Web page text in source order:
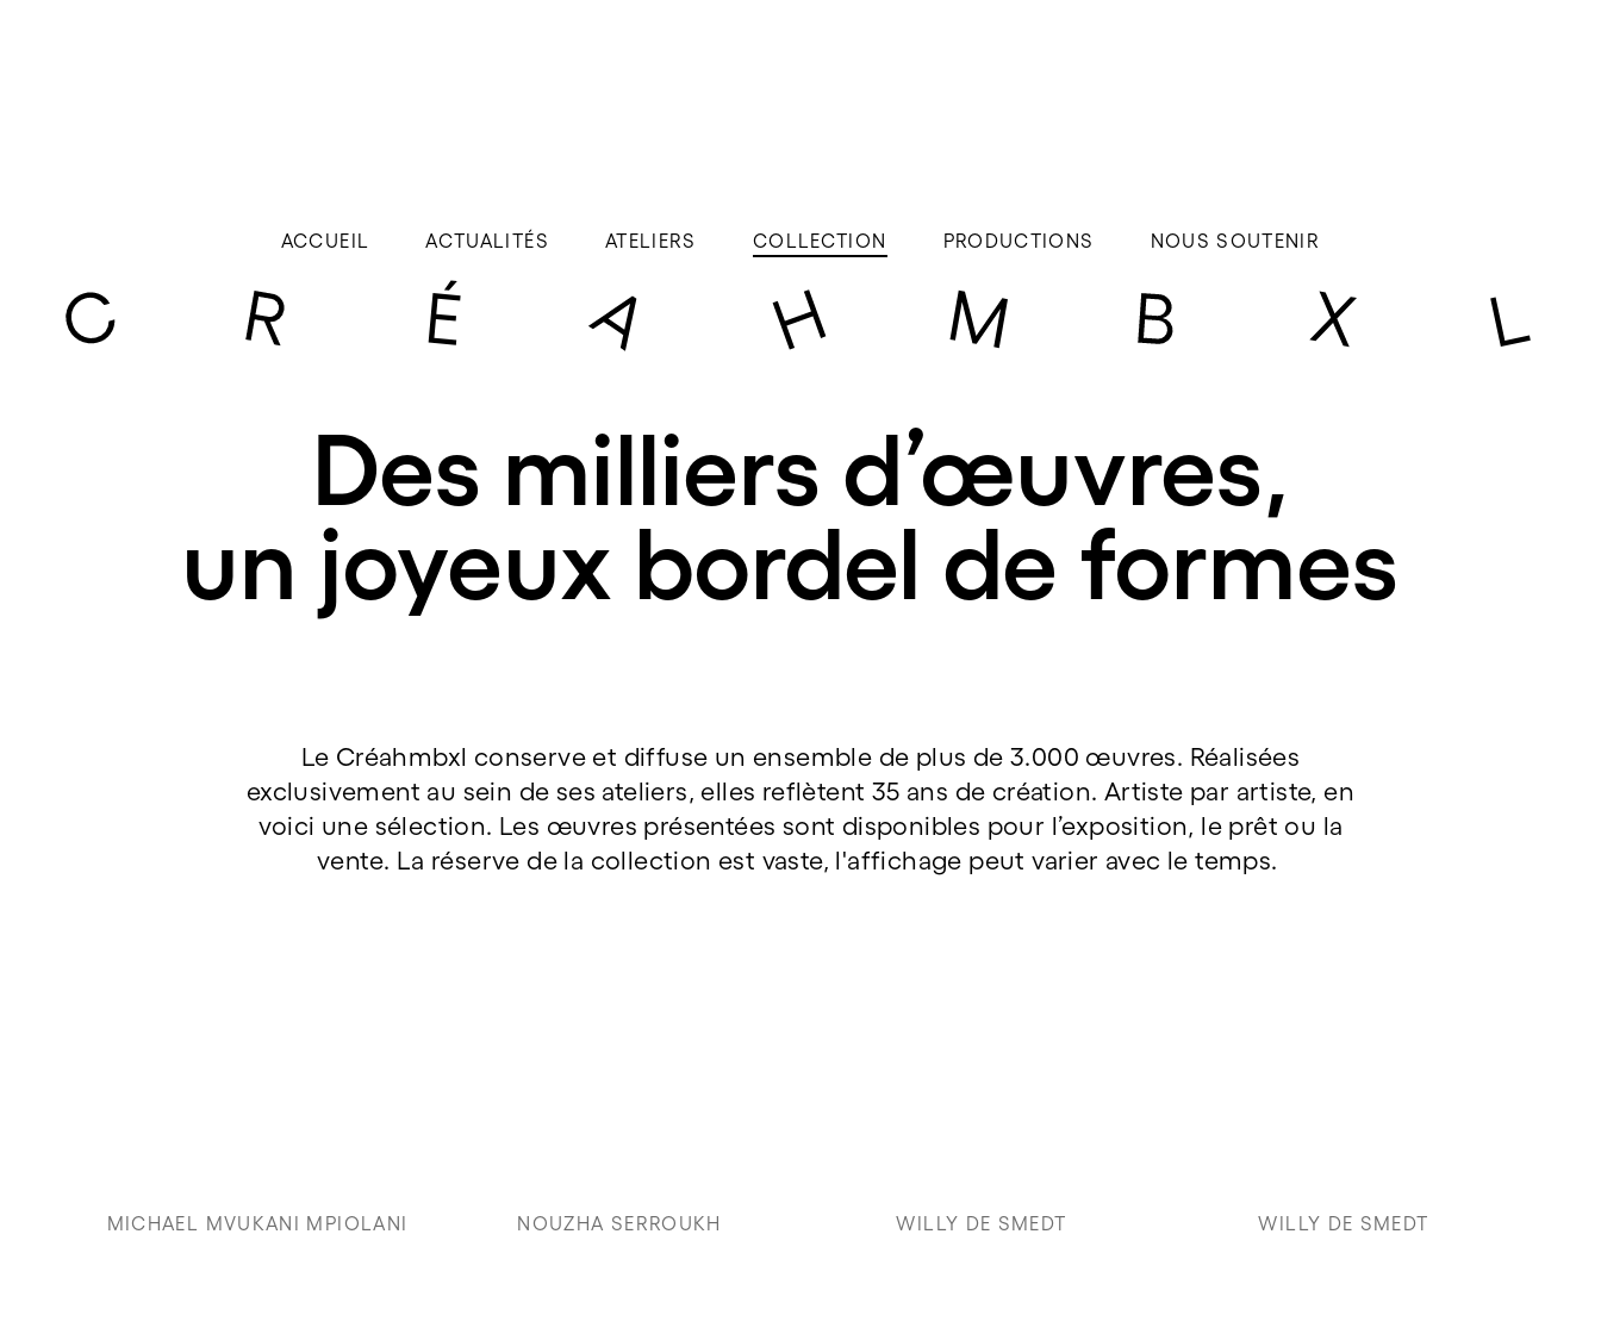
ACCUEIL ACTUALITÉS ATELIERS COLLECTION PRODUCTIONS NOUS SOUTENIR
Des milliers d’œuvres,
un joyeux bordel de formes
Le Créahmbxl conserve et diffuse un ensemble de plus de 3.000 œuvres. Réalisées
exclusivement au sein de ses ateliers, elles reflètent 35 ans de création. Artiste par artiste, en
voici une sélection. Les œuvres présentées sont disponibles pour l’exposition, le prêt ou la
vente. La réserve de la collection est vaste, l'affichage peut varier avec le temps.
MICHAEL MVUKANI MPIOLANI NOUZHA SERROUKH WILLY DE SMEDT WILLY DE SMEDT